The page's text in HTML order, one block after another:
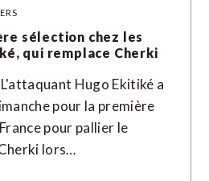
sélection chez les
qui remplace Cherki
Hugo Ekitiké a
pour la première
pour pallier le
lors…